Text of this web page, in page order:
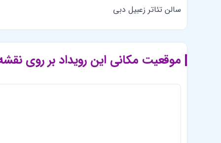
سالن تئاتر زعبیل دبی
موقعیت مکانی این رویداد بر روی